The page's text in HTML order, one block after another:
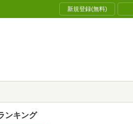
新規登録(無料)
ンキング